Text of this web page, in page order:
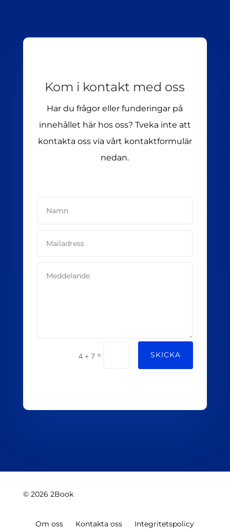
Kom i kontakt med oss
Har du frågor eller funderingar på
innehållet här hos oss? Tveka inte att
kontakta oss via vårt kontaktformulär
nedan.
4 + 7 = SKICKA
© 2026 2Book
Om oss Kontakta oss Integritetspolicy